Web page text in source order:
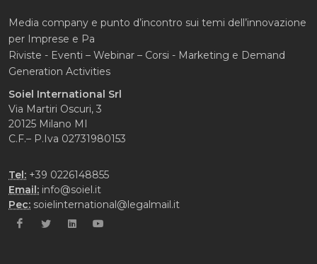
Media company e punto d’incontro sui temi dell’innovazione
per Imprese e Pa
Riviste - Eventi – Webinar – Corsi - Marketing e Demand
Generation Activities
Soiel International Srl
Via Martiri Oscuri, 3
20125 Milano MI
C.F.– P.Iva 02731980153
Tel: +39 0226148855
Email: info@soiel.it
Pec: soielinternational@legalmail.it